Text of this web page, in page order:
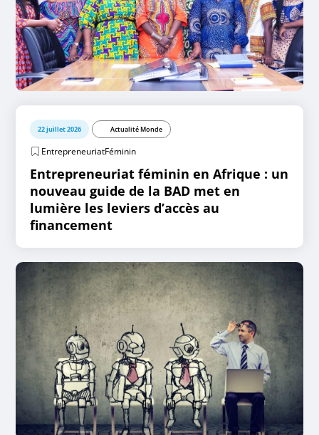
22 juillet 2026 Actualité Monde
EntrepreneuriatFéminin
Entrepreneuriat féminin en Afrique : un
nouveau guide de la BAD met en
lumière les leviers d’accès au
financement